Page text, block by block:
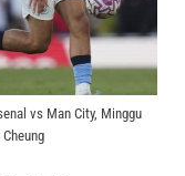
vs Man City, Minggu